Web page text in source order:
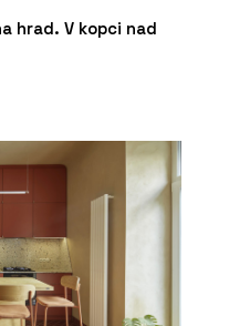
hrad. V kopci nad